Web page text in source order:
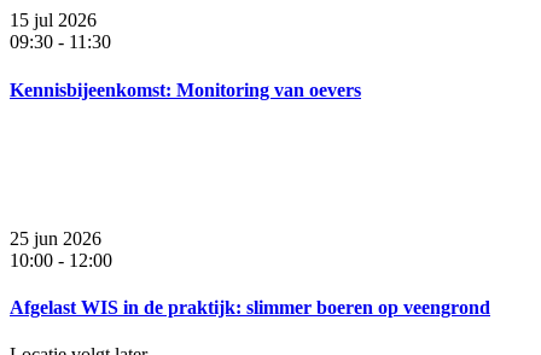
15 jul 2026
09:30 - 11:30
Kennisbijeenkomst: Monitoring van oevers
25 jun 2026
10:00 - 12:00
Afgelast WIS in de praktijk: slimmer boeren op veengrond